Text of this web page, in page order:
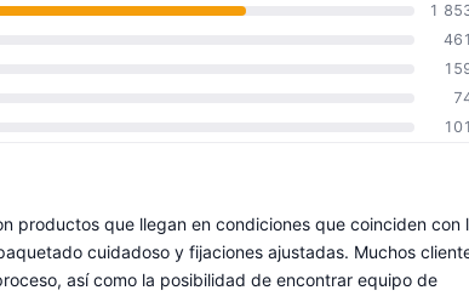
1
461
101
productos que llegan en condiciones que coinciden con
cuidadoso y fijaciones ajustadas. Muchos
así como la posibilidad de encontrar equipo de